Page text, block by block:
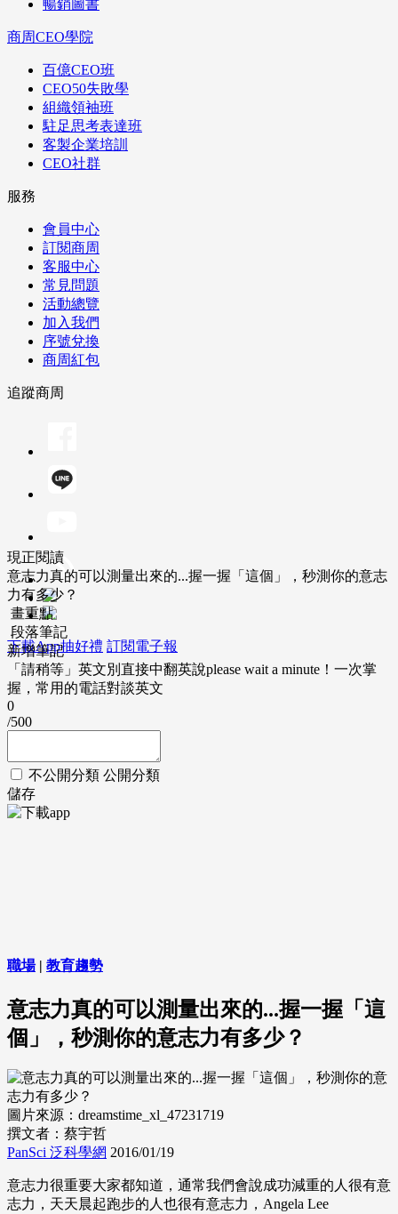
暢銷圖書
商周CEO學院
百億CEO班
CEO50失敗學
組織領袖班
駐足思考表達班
客製企業培訓
CEO社群
服務
會員中心
訂閱商周
客服中心
常見問題
活動總覽
加入我們
序號兌換
商周紅包
追蹤商周
下載App抽好禮 訂閱電子報
現正閱讀
意志力真的可以測量出來的...握一握「這個」，秒測你的意志
力有多少？
畫重點
段落筆記
新增筆記
「請稍等」英文別直接中翻英說please wait a minute！一次掌
握，常用的電話對談英文
0
/500
不公開分類 公開分類
儲存
職場| 教育趨勢
意志力真的可以測量出來的...握一握「這
個」，秒測你的意志力有多少？
圖片來源：dreamstime_xl_47231719
撰文者：蔡宇哲
PanSci 泛科學網 2016/01/19
意志力很重要大家都知道，通常我們會說成功減重的人很有意
志力，天天晨起跑步的人也很有意志力，Angela Lee